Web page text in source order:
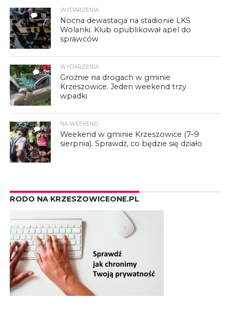
18
WYDARZENIA
Nocna dewastacja na stadionie LKS
Wolanki. Klub opublikował apel do
sprawców
3
WYDARZENIA
Groźnie na drogach w gminie
Krzeszowice. Jeden weekend trzy
wpadki
1
NA WEEKEND
Weekend w gminie Krzeszowice (7–9
sierpnia). Sprawdź, co będzie się działo
RODO NA KRZESZOWICEONE.PL